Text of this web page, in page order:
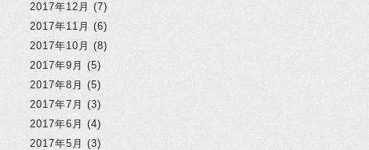
2017年12月 (7)
2017年11月 (6)
2017年10月 (8)
2017年9月 (5)
2017年8月 (5)
2017年7月 (3)
2017年6月 (4)
2017年5月 (3)